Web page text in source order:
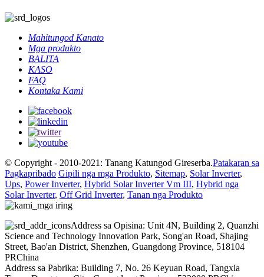
Mahitungod Kanato
Mga produkto
BALITA
KASO
FAQ
Kontaka Kami
© Copyright - 2010-2021: Tanang Katungod Gireserba.Patakaran sa
Pagkapribado Gipili nga mga Produkto, Sitemap, Solar Inverter,
Ups, Power Inverter, Hybrid Solar Inverter Vm III, Hybrid nga
Solar Inverter, Off Grid Inverter, Tanan nga Produkto
Address sa Opisina: Unit 4N, Building 2, Quanzhi
Science and Technology Innovation Park, Song'an Road, Shajing
Street, Bao'an District, Shenzhen, Guangdong Province, 518104
PRChina
Address sa Pabrika: Building 7, No. 26 Keyuan Road, Tangxia